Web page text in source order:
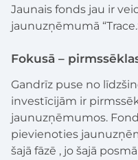
Jaunais fonds jau ir
jaunuzņēmumā
Fokusā –
Gandrīz puse no
investīcijām ir
jaunuzņēmumos.
pievienoties
šajā fāzē , jo šajā